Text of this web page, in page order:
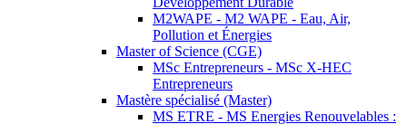
M2WAPE - M2 WAPE - Eau, Air,
Pollution et Énergies
Master of Science (CGE)
MSc Entrepreneurs - MSc X-HEC
Entrepreneurs
Mastère spécialisé (Master)
MS ETRE - MS Energies Renouvelables :